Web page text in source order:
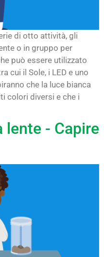
di otto attività, gli
o in gruppo per
può essere utilizzato
cui il Sole, i LED e uno
che la luce bianca
colori diversi e che i
lente - Capire